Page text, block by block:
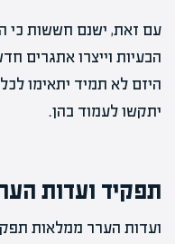
עם זאת, ישנם חששות כי
הבעיות וייצרו אתגרים
היזם לא תמיד יתאימו
יתקשו לעמוד בהן.
תפקיד ועדות
ועדות הערר ממלאות